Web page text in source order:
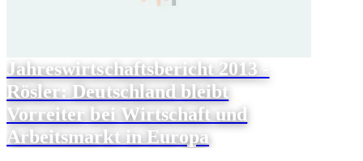
Jahreswirtschaftsbericht 2013 -
Rösler: Deutschland bleibt
Vorreiter bei Wirtschaft und
Arbeitsmarkt in Europa